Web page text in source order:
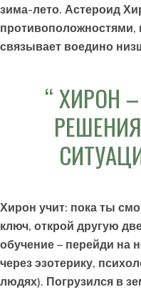
зима-лето. Астероид
противоположностями,
связывает воедино
ХИРОН
Хирон учит: пока ты
ключ, открой другую
обучение – перейди на
через эзотерику,
людях). Погрузился в